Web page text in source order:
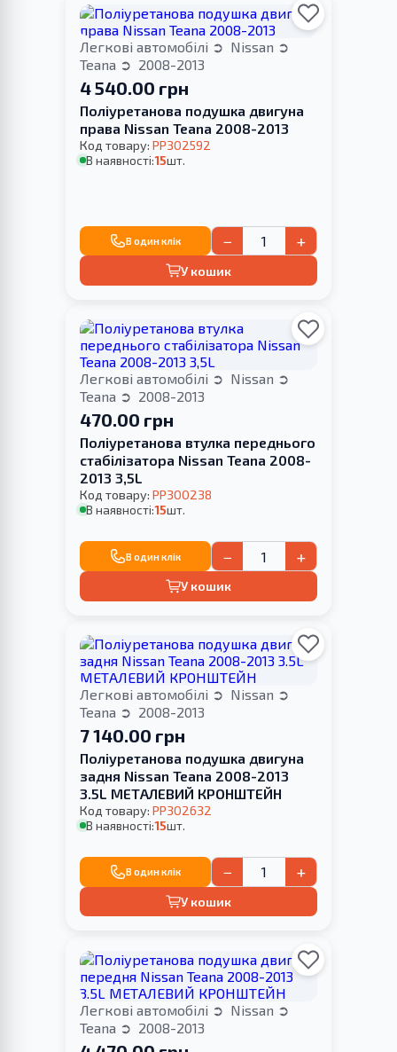
Легкові автомобілі
Nissan
Teana
2008-2013
4 540.00 грн
Поліуретанова подушка двигуна
права Nissan Teana 2008-2013
Код товару: PP302592
В наявності:15шт.
В один клік − +
У кошик
Легкові автомобілі
Nissan
Teana
2008-2013
470.00 грн
Поліуретанова втулка переднього
стабілізатора Nissan Teana 2008-
2013 3,5L
Код товару: PP300238
В наявності:15шт.
В один клік − +
У кошик
Легкові автомобілі
Nissan
Teana
2008-2013
7 140.00 грн
Поліуретанова подушка двигуна
задня Nissan Teana 2008-2013
3.5L МЕТАЛЕВИЙ КРОНШТЕЙН
Код товару: PP302632
В наявності:15шт.
В один клік − +
У кошик
Легкові автомобілі
Nissan
Teana
2008-2013